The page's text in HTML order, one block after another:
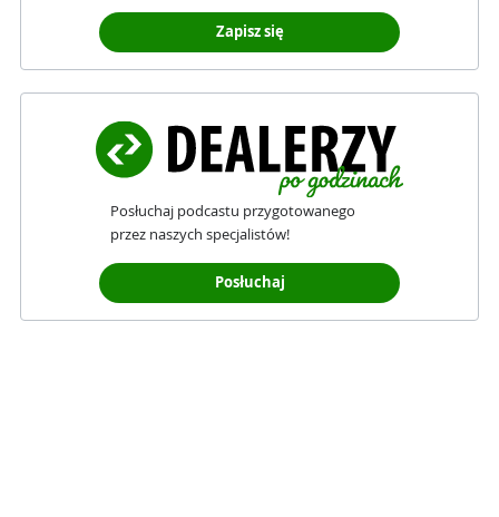
Zapisz się
Posłuchaj podcastu przygotowanego
przez naszych specjalistów!
Posłuchaj